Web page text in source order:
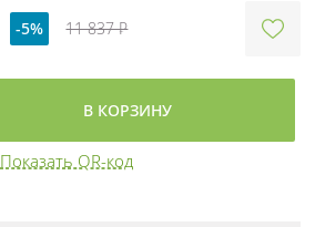
-5% 11 837 ₽
В КОРЗИНУ
Показать QR-код